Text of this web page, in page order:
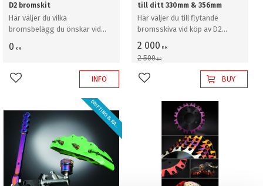
D2 bromskit
Här väljer du vilka
bromsbelägg du önskar vid
0 KR
Add to favorites INFO
till ditt 330mm & 356mm
Här väljer du till flytande
bromsskiva vid köp av D2
bromskit
2 000 KR
2 500KR
Add to favorites BUY
D
R
I
F
T
I
N
G
&
R
A
L
L
Y
!